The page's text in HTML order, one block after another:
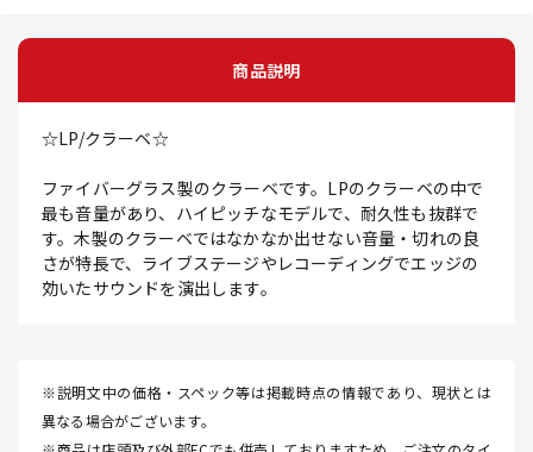
商品説明
☆LP/クラーベ☆
ファイバーグラス製のクラーベです。LPのクラーベの中で
最も音量があり、ハイピッチなモデルで、耐久性も抜群で
す。木製のクラーベではなかなか出せない音量・切れの良
さが特長で、ライブステージやレコーディングでエッジの
効いたサウンドを演出します。
※説明文中の価格・スペック等は掲載時点の情報であり、現状とは
異なる場合がございます。